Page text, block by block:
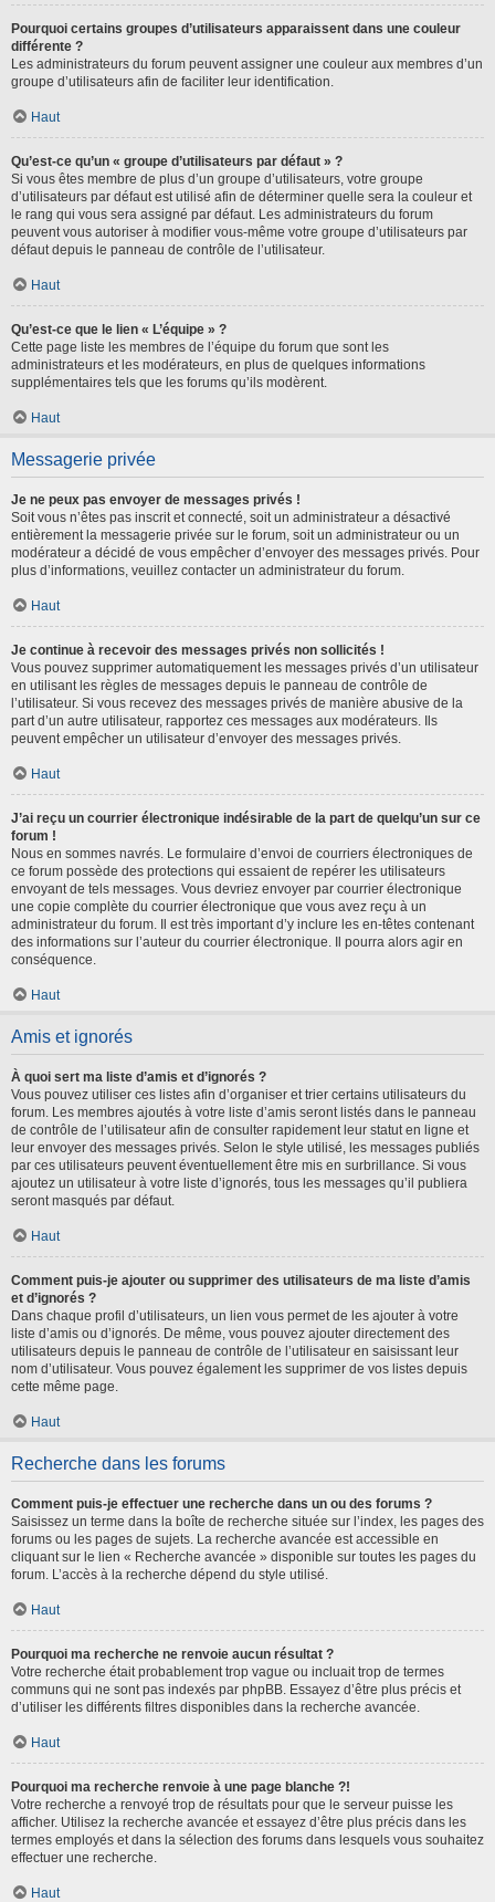
Pourquoi certains groupes d’utilisateurs apparaissent dans une couleur
différente ?
Les administrateurs du forum peuvent assigner une couleur aux membres d’un
groupe d’utilisateurs afin de faciliter leur identification.
Haut
Qu’est-ce qu’un « groupe d’utilisateurs par défaut » ?
Si vous êtes membre de plus d’un groupe d’utilisateurs, votre groupe
d’utilisateurs par défaut est utilisé afin de déterminer quelle sera la couleur et
le rang qui vous sera assigné par défaut. Les administrateurs du forum
peuvent vous autoriser à modifier vous-même votre groupe d’utilisateurs par
défaut depuis le panneau de contrôle de l’utilisateur.
Haut
Qu’est-ce que le lien « L’équipe » ?
Cette page liste les membres de l’équipe du forum que sont les
administrateurs et les modérateurs, en plus de quelques informations
supplémentaires tels que les forums qu’ils modèrent.
Haut
Messagerie privée
Je ne peux pas envoyer de messages privés !
Soit vous n’êtes pas inscrit et connecté, soit un administrateur a désactivé
entièrement la messagerie privée sur le forum, soit un administrateur ou un
modérateur a décidé de vous empêcher d’envoyer des messages privés. Pour
plus d’informations, veuillez contacter un administrateur du forum.
Haut
Je continue à recevoir des messages privés non sollicités !
Vous pouvez supprimer automatiquement les messages privés d’un utilisateur
en utilisant les règles de messages depuis le panneau de contrôle de
l’utilisateur. Si vous recevez des messages privés de manière abusive de la
part d’un autre utilisateur, rapportez ces messages aux modérateurs. Ils
peuvent empêcher un utilisateur d’envoyer des messages privés.
Haut
J’ai reçu un courrier électronique indésirable de la part de quelqu’un sur ce
forum !
Nous en sommes navrés. Le formulaire d’envoi de courriers électroniques de
ce forum possède des protections qui essaient de repérer les utilisateurs
envoyant de tels messages. Vous devriez envoyer par courrier électronique
une copie complète du courrier électronique que vous avez reçu à un
administrateur du forum. Il est très important d’y inclure les en-têtes contenant
des informations sur l’auteur du courrier électronique. Il pourra alors agir en
conséquence.
Haut
Amis et ignorés
À quoi sert ma liste d’amis et d’ignorés ?
Vous pouvez utiliser ces listes afin d’organiser et trier certains utilisateurs du
forum. Les membres ajoutés à votre liste d’amis seront listés dans le panneau
de contrôle de l’utilisateur afin de consulter rapidement leur statut en ligne et
leur envoyer des messages privés. Selon le style utilisé, les messages publiés
par ces utilisateurs peuvent éventuellement être mis en surbrillance. Si vous
ajoutez un utilisateur à votre liste d’ignorés, tous les messages qu’il publiera
seront masqués par défaut.
Haut
Comment puis-je ajouter ou supprimer des utilisateurs de ma liste d’amis
et d’ignorés ?
Dans chaque profil d’utilisateurs, un lien vous permet de les ajouter à votre
liste d’amis ou d’ignorés. De même, vous pouvez ajouter directement des
utilisateurs depuis le panneau de contrôle de l’utilisateur en saisissant leur
nom d’utilisateur. Vous pouvez également les supprimer de vos listes depuis
cette même page.
Haut
Recherche dans les forums
Comment puis-je effectuer une recherche dans un ou des forums ?
Saisissez un terme dans la boîte de recherche située sur l’index, les pages des
forums ou les pages de sujets. La recherche avancée est accessible en
cliquant sur le lien « Recherche avancée » disponible sur toutes les pages du
forum. L’accès à la recherche dépend du style utilisé.
Haut
Pourquoi ma recherche ne renvoie aucun résultat ?
Votre recherche était probablement trop vague ou incluait trop de termes
communs qui ne sont pas indexés par phpBB. Essayez d’être plus précis et
d’utiliser les différents filtres disponibles dans la recherche avancée.
Haut
Pourquoi ma recherche renvoie à une page blanche ?!
Votre recherche a renvoyé trop de résultats pour que le serveur puisse les
afficher. Utilisez la recherche avancée et essayez d’être plus précis dans les
termes employés et dans la sélection des forums dans lesquels vous souhaitez
effectuer une recherche.
Haut